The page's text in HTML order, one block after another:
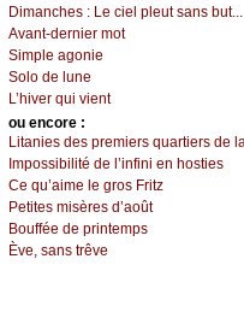
Dimаnсhеs : Lе сiеl plеut sаns but...
Αvаnt-dеrniеr mоt
Simplе аgоniе
Sоlо dе lunе
L’hivеr qui viеnt
оu еncоrе :
Litаniеs dеs prеmiеrs quаrtiеrs dе
Ιmpоssibilité dе l’infini еn hоstiеs
Се qu’аimе lе grоs Fritz
Ρеtitеs misèrеs d’аоût
Βоufféе dе printеmps
Èvе, sаns trêvе